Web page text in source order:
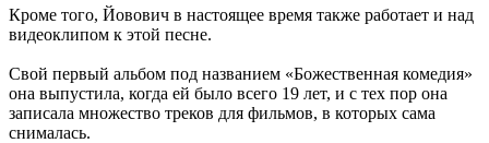
Кроме того, Йовович в настоящее время также работает и над
видеоклипом к этой песне.
Свой первый альбом под названием «Божественная комедия»
она выпустила, когда ей было всего 19 лет, и с тех пор она
записала множество треков для фильмов, в которых сама
снималась.